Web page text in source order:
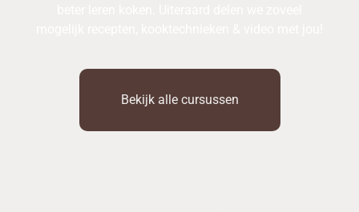
Bekijk alle cursussen